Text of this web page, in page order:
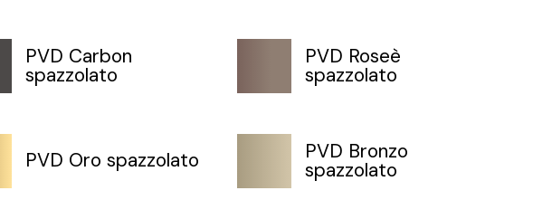
PVD Carbon
spazzolato
PVD Roseè
spazzolato
PVD Oro spazzolato PVD Bronzo
spazzolato